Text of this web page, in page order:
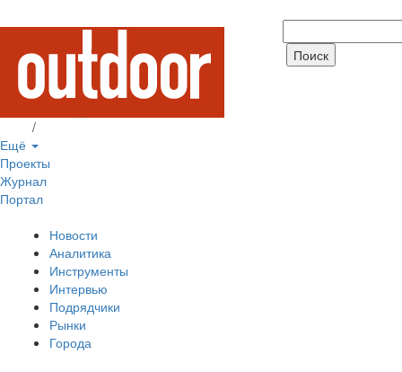
/
Ещё
Проекты
Журнал
Портал
Новости
Аналитика
Инструменты
Интервью
Подрядчики
Рынки
Города